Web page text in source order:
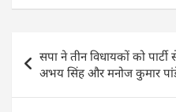
at
s
A
p
c
e
b
o
itt
er
k
e
dI
n
navigation
सपा ने तीन विधायकों को
अभय सिंह और मनोज कुमार